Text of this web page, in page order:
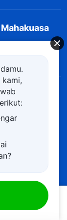
Anda ingin masuk